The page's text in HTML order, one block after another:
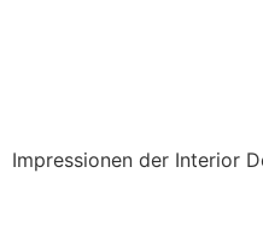
Impressionen der Interior